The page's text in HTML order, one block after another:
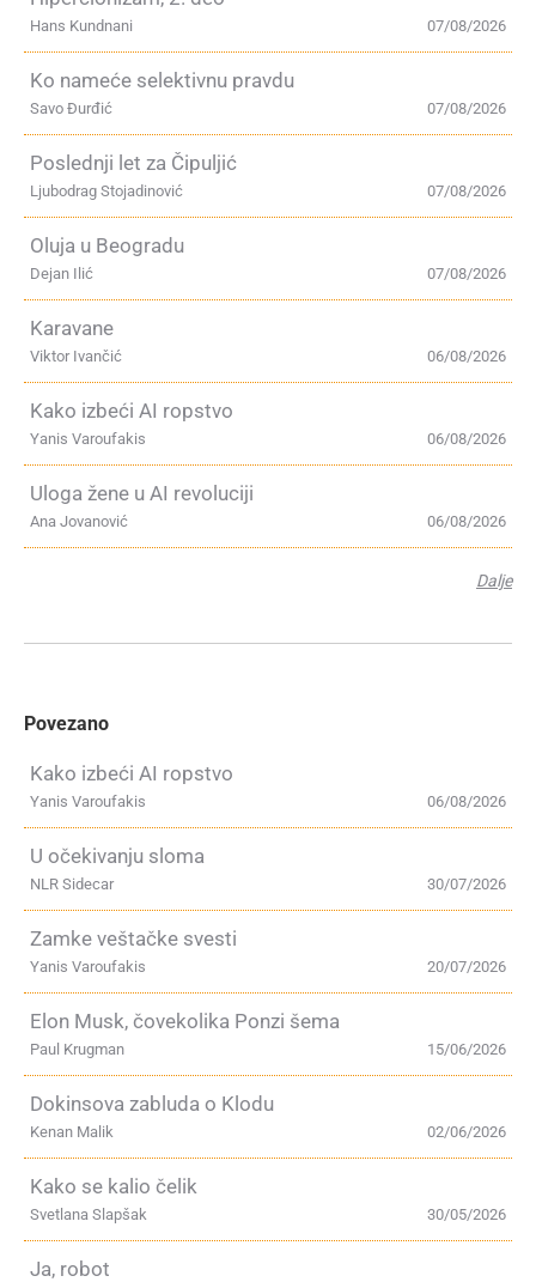
07/08/2026
Hans Kundnani
Ko nameće selektivnu pravdu
07/08/2026
Savo Đurđić
Poslednji let za Čipuljić
07/08/2026
Ljubodrag Stojadinović
Oluja u Beogradu
07/08/2026
Dejan Ilić
Karavane
06/08/2026
Viktor Ivančić
Kako izbeći AI ropstvo
06/08/2026
Yanis Varoufakis
Uloga žene u AI revoluciji
06/08/2026
Ana Jovanović
Dalje
Povezano
Kako izbeći AI ropstvo
06/08/2026
Yanis Varoufakis
U očekivanju sloma
30/07/2026
NLR Sidecar
Zamke veštačke svesti
20/07/2026
Yanis Varoufakis
Elon Musk, čovekolika Ponzi šema
15/06/2026
Paul Krugman
Dokinsova zabluda o Klodu
02/06/2026
Kenan Malik
Kako se kalio čelik
30/05/2026
Svetlana Slapšak
Ja, robot